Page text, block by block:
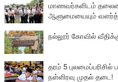
மாணவர்களிடம்
ஆளுமையையும்
நல்லூர் கோவில்
தரம் 5 புலமைப்பரிசில்
நள்ளிரவு முதல் தடை!